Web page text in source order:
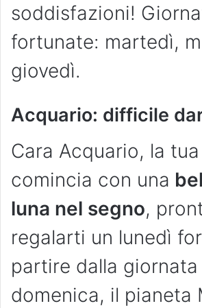
soddisfazioni!
fortunate: martedì,
giovedì.
Acquario: difficile
Cara Acquario, la
comincia con una
luna nel segno,
regalarti un lunedì
partire dalla giornata
domenica, il pianeta